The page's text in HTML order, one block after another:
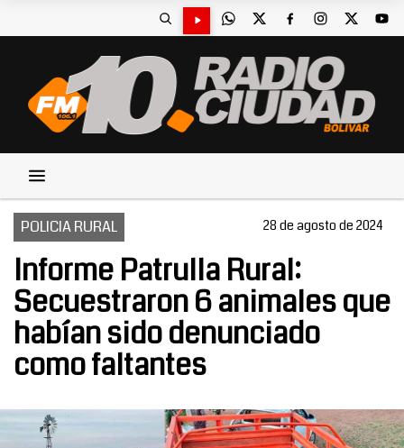
POLICIA RURAL 28 de agosto de 2024
Informe Patrulla Rural:
Secuestraron 6 animales que
habían sido denunciado
como faltantes